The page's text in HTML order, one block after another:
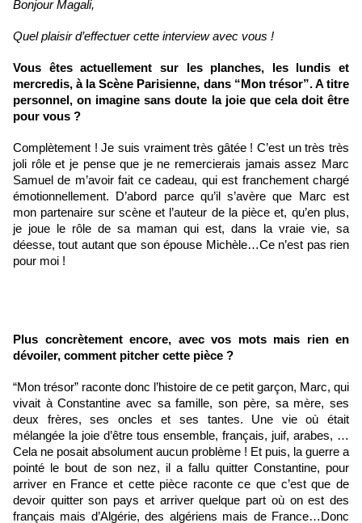
Bonjour Magali,
Quel plaisir d’effectuer cette interview avec vous !
Vous êtes actuellement sur les planches, les lundis et
mercredis, à la Scène Parisienne, dans “Mon trésor”. A titre
personnel, on imagine sans doute la joie que cela doit être
pour vous ?
Complètement ! Je suis vraiment très gâtée ! C’est un très très
joli rôle et je pense que je ne remercierais jamais assez Marc
Samuel de m’avoir fait ce cadeau, qui est franchement chargé
émotionnellement. D’abord parce qu’il s’avère que Marc est
mon partenaire sur scène et l’auteur de la pièce et, qu’en plus,
je joue le rôle de sa maman qui est, dans la vraie vie, sa
déesse, tout autant que son épouse Michèle…Ce n’est pas rien
pour moi !
Plus concrètement encore, avec vos mots mais rien en
dévoiler, comment pitcher cette pièce ?
“Mon trésor” raconte donc l’histoire de ce petit garçon, Marc, qui
vivait à Constantine avec sa famille, son père, sa mère, ses
deux frères, ses oncles et ses tantes. Une vie où était
mélangée la joie d’être tous ensemble, français, juif, arabes, …
Cela ne posait absolument aucun problème ! Et puis, la guerre a
pointé le bout de son nez, il a fallu quitter Constantine, pour
arriver en France et cette pièce raconte ce que c’est que de
devoir quitter son pays et arriver quelque part où on est des
français mais d’Algérie, des algériens mais de France…Donc